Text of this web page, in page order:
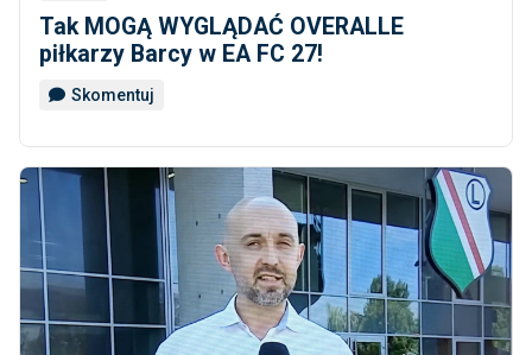
Tak MOGĄ WYGLĄDAĆ OVERALLE
piłkarzy Barcy w EA FC 27!
Skomentuj